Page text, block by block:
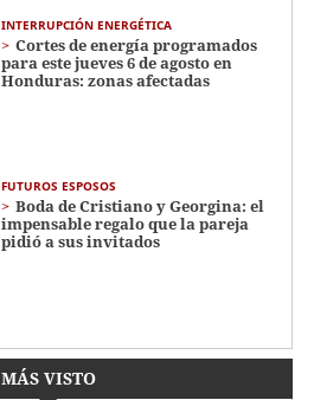
INTERRUPCIÓN ENERGÉTICA
Cortes de energía programados
para este jueves 6 de agosto en
Honduras: zonas afectadas
FUTUROS ESPOSOS
Boda de Cristiano y Georgina: el
impensable regalo que la pareja
pidió a sus invitados
MÁS VISTO